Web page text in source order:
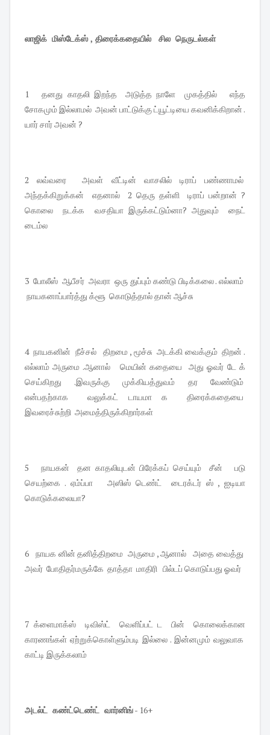
லாஜிக் மிஸ்டேக்ஸ் , திரைக்கதையில் சில நெருடல்கள்
1 தனது காதலி இறந்த அடுத்த நாளே முகத்தில் எந்த
சோகமும் இல்லாமல் அவன் பாட்டுக்கு ட்யூட்டியை கவனிக்கிறான் .
யார் சார் அவன் ?
2 லவ்வரை அவள் வீட்டின் வாசலில் டிராப் பண்ணாமல்
அந்தக்கிறுக்கன் எதனால் 2 தெரு தள்ளி டிராப் பன்றான் ?
கொலை நடக்க வசதியா இருக்கட்டும்னா? அதுவும் நைட்
டைம்ல
3 போலீஸ் ஆபீசர் அவரா ஒரு துப்பும் கண்டு பிடிக்கலை . எல்லாம்
நாயகனாப்பார்த்து க்ளூ கொடுத்தால் தான் ஆச்சு
4 நாயகனின் நீச்சல் திறமை , மூச்சு அடக்கி வைக்கும் திறன் .
எல்லாம் அருமை .ஆனால் மெயின் கதையை அது ஓவர் டே க்
செய்கிறது .இவருக்கு முக்கியத்துவம் தர வேண்டும்
என்பதற்காக வலுக்கட் டாயமா க திரைக்கதையை
இவரைச்சுற்றி அமைத்திருக்கிறார்கள்
5 நாயகன் தன காதலியுடன் பிரேக்கப் செய்யும் சீன் படு
செயற்கை . ஏம்ப்பா அஸிஸ் டெண்ட் டைரக்டர் ஸ் , ஐடியா
கொடுக்கலையா?
6 நாயக னின் தனித்திறமை அருமை , ஆனால் அதை வைத்து
அவர் போதிதர்மருக்கே தாத்தா மாதிரி பில்டப் கொடுப்பது ஓவர்
7 க்ளைமாக்ஸ் டிவிஸ்ட் வெளிப்பட் ட பின் கொலைக்கான
காரணங்கள் ஏற்றுக்கொள்ளும்படி இல்லை . இன்னமும் வலுவாக
காட்டி இருக்கலாம்
அடல்ட் கண்ட்டெண்ட் வார்னிங்- 16+